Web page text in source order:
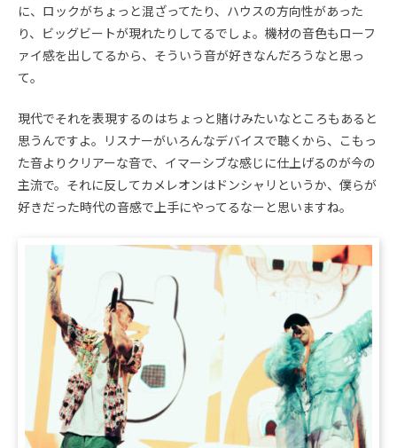
に、ロックがちょっと混ざってたり、ハウスの方向性があった
り、ビッグビートが現れたりしてるでしょ。機材の音色もローフ
ァイ感を出してるから、そういう音が好きなんだろうなと思っ
て。
現代でそれを表現するのはちょっと賭けみたいなところもあると
思うんですよ。リスナーがいろんなデバイスで聴くから、こもっ
た音よりクリアーな音で、イマーシブな感じに仕上げるのが今の
主流で。それに反してカメレオンはドンシャリというか、僕らが
好きだった時代の音感で上手にやってるなーと思いますね。